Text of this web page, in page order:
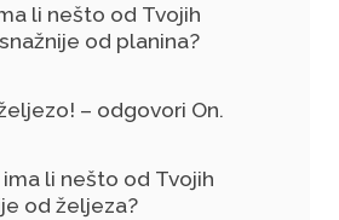
li nešto od Tvojih
od planina?
– odgovori On.
li nešto od Tvojih
od željeza?